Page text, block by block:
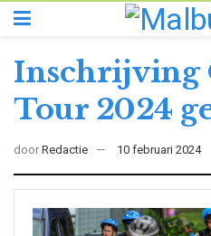
Inschrijving
Tour 2024
door Redactie 10 februari 2024